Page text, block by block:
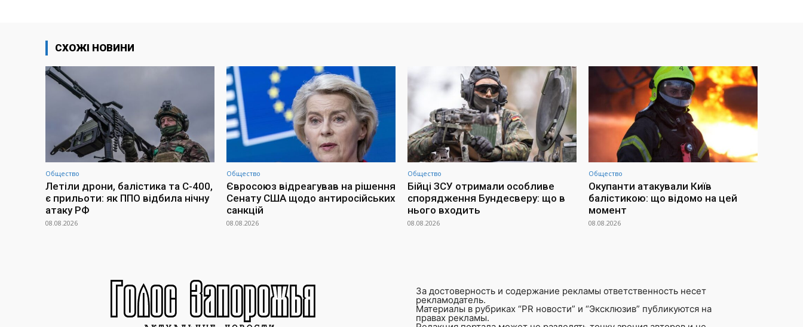
СХОЖІ НОВИНИ
Общество
Летіли дрони, балістика та С-400,
є прильоти: як ППО відбила нічну
атаку РФ
08.08.2026
Общество
Євросоюз відреагував на рішення
Сенату США щодо антиросійських
санкцій
08.08.2026
Общество
Бійці ЗСУ отримали особливе
спорядження Бундесверу: що в
нього входить
08.08.2026
Общество
Окупанти атакували Київ
балістикою: що відомо на цей
момент
08.08.2026
За достоверность и содержание рекламы ответственность несет
рекламодатель.
Материалы в рубриках “PR новости” и “Эксклюзив” публикуются на
правах рекламы.